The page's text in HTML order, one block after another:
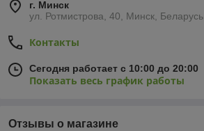
г. Минск
ул. Ротмистрова, 40, Минск, Беларусь
Контакты
Сегодня работает с 10:00 до 20:00
Показать весь график работы
Отзывы о магазине